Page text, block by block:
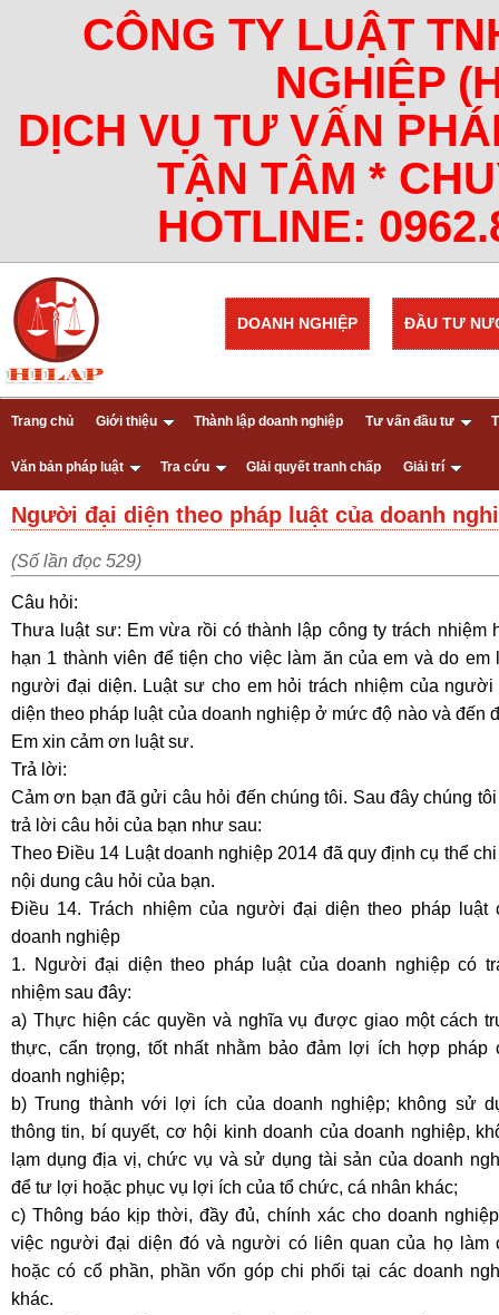
CÔNG TY LUẬT
NGHIỆP
DỊCH VỤ TƯ VẤN
TẬN TÂM *
HOTLINE:
ĐẦU TƯ
DOANH NGHIỆP
Trang chủ Giới thiệu Thành lập doanh nghiệp Tư vấn đầu tư
Văn bản pháp luật Tra cứu GIải quyết tranh chấp Giải trí
Người đại diện theo pháp luật của doanh
(Số lần đọc 529)
Câu hỏi:
Thưa luật sư: Em vừa rồi có thành lập công ty trách nhiệm
hạn 1 thành viên để tiện cho việc làm ăn của em và do em
người đại diện. Luật sư cho em hỏi trách nhiệm của người
diện theo pháp luật của doanh nghiệp ở mức độ nào và đến
Em xin cảm ơn luật sư.
Trả lời:
Cảm ơn bạn đã gửi câu hỏi đến chúng tôi. Sau đây chúng
trả lời câu hỏi của bạn như sau:
Theo Điều 14 Luật doanh nghiệp 2014 đã quy định cụ thể
nội dung câu hỏi của bạn.
Điều 14. Trách nhiệm của người đại diện theo pháp luật
doanh nghiệp
1. Người đại diện theo pháp luật của doanh nghiệp có
nhiệm sau đây:
a) Thực hiện các quyền và nghĩa vụ được giao một cách
thực, cẩn trọng, tốt nhất nhằm bảo đảm lợi ích hợp pháp
doanh nghiệp;
b) Trung thành với lợi ích của doanh nghiệp; không sử
thông tin, bí quyết, cơ hội kinh doanh của doanh nghiệp,
lạm dụng địa vị, chức vụ và sử dụng tài sản của doanh
để tư lợi hoặc phục vụ lợi ích của tổ chức, cá nhân khác;
c) Thông báo kịp thời, đầy đủ, chính xác cho doanh
việc người đại diện đó và người có liên quan của họ làm
hoặc có cổ phần, phần vốn góp chi phối tại các doanh
khác.